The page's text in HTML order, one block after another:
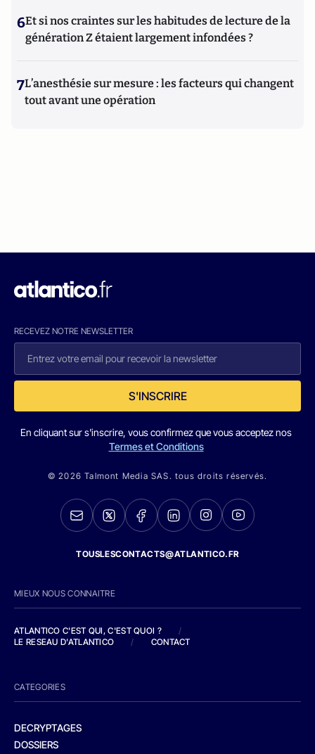
6Et si nos craintes sur les habitudes de lecture de la
génération Z étaient largement infondées ?
7L’anesthésie sur mesure : les facteurs qui changent
tout avant une opération
RECEVEZ NOTRE NEWSLETTER
S'INSCRIRE
En cliquant sur s'inscrire, vous confirmez que vous acceptez nos
Termes et Conditions
© 2026 Talmont Media SAS. tous droits réservés.
TOUSLESCONTACTS@ATLANTICO.FR
MIEUX NOUS CONNAITRE
ATLANTICO C'EST QUI, C'EST QUOI ?
/
LE RESEAU D'ATLANTICO
/ CONTACT
CATEGORIES
DECRYPTAGES
DOSSIERS